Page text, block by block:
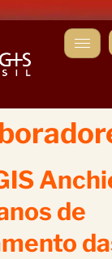
de